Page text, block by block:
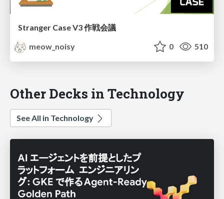
Stranger Case V3 作戦会議
meow_noisy
0 510
Other Decks in Technology
See All in Technology